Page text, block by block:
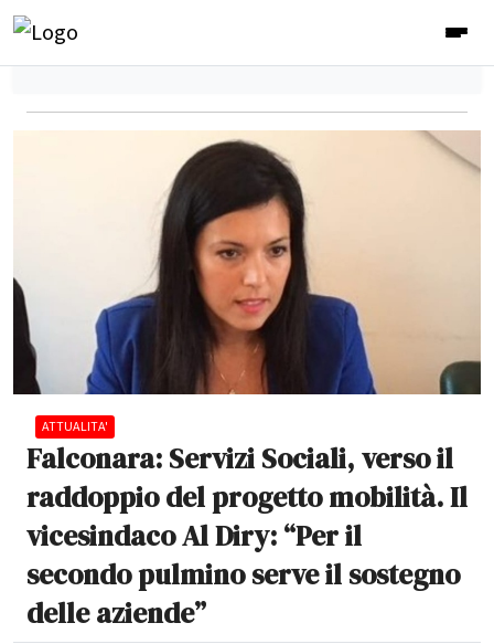
ATTUALITA'
Falconara: Servizi Sociali, verso il
raddoppio del progetto mobilità. Il
vicesindaco Al Diry: “Per il
secondo pulmino serve il sostegno
delle aziende”